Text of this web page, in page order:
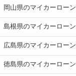
岡山県のマイカーローン
島根県のマイカーローン
広島県のマイカーローン
徳島県のマイカーローン